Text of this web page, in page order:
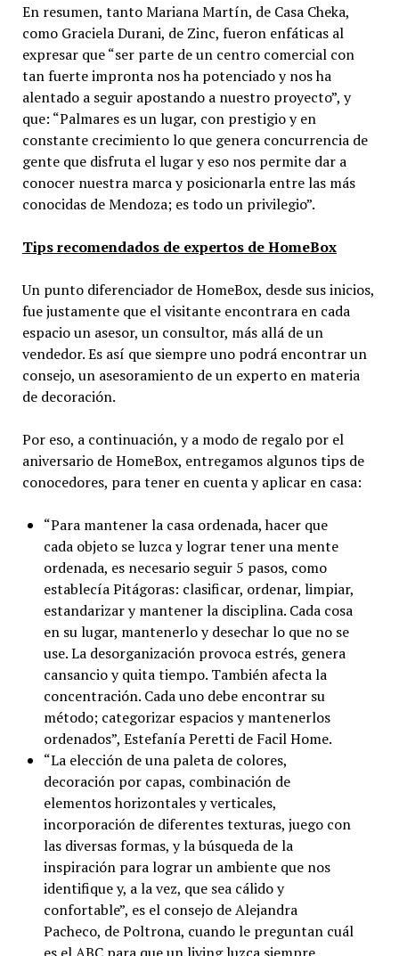
En resumen, tanto Mariana Martín, de Casa Cheka,
como Graciela Durani, de Zinc, fueron enfáticas al
expresar que “ser parte de un centro comercial con
tan fuerte impronta nos ha potenciado y nos ha
alentado a seguir apostando a nuestro proyecto”, y
que: “Palmares es un lugar, con prestigio y en
constante crecimiento lo que genera concurrencia de
gente que disfruta el lugar y eso nos permite dar a
conocer nuestra marca y posicionarla entre las más
conocidas de Mendoza; es todo un privilegio”.
Tips recomendados de expertos de HomeBox
Un punto diferenciador de HomeBox, desde sus inicios,
fue justamente que el visitante encontrara en cada
espacio un asesor, un consultor, más allá de un
vendedor. Es así que siempre uno podrá encontrar un
consejo, un asesoramiento de un experto en materia
de decoración.
Por eso, a continuación, y a modo de regalo por el
aniversario de HomeBox, entregamos algunos tips de
conocedores, para tener en cuenta y aplicar en casa:
“Para mantener la casa ordenada, hacer que
cada objeto se luzca y lograr tener una mente
ordenada, es necesario seguir 5 pasos, como
establecía Pitágoras: clasificar, ordenar, limpiar,
estandarizar y mantener la disciplina. Cada cosa
en su lugar, mantenerlo y desechar lo que no se
use. La desorganización provoca estrés, genera
cansancio y quita tiempo. También afecta la
concentración. Cada uno debe encontrar su
método; categorizar espacios y mantenerlos
ordenados”, Estefanía Peretti de Facil Home.
“La elección de una paleta de colores,
decoración por capas, combinación de
elementos horizontales y verticales,
incorporación de diferentes texturas, juego con
las diversas formas, y la búsqueda de la
inspiración para lograr un ambiente que nos
identifique y, a la vez, que sea cálido y
confortable”, es el consejo de Alejandra
Pacheco, de Poltrona, cuando le preguntan cuál